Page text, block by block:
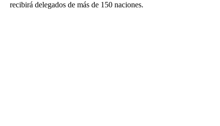
recibirá delegados de más de 150 naciones.